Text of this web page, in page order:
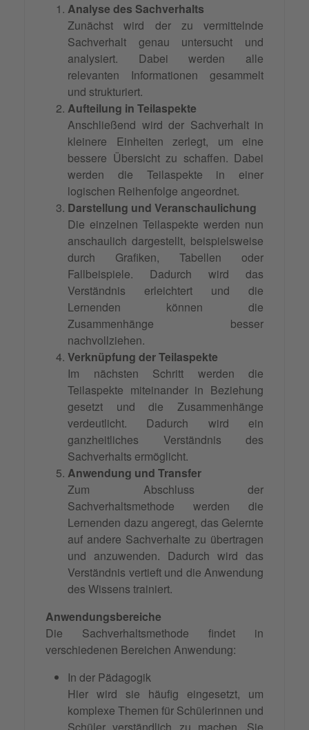
Analyse des Sachverhalts
Zunächst wird der zu vermittelnde
Sachverhalt genau untersucht und
analysiert. Dabei werden alle
relevanten Informationen gesammelt
und strukturiert.
Aufteilung in Teilaspekte
Anschließend wird der Sachverhalt in
kleinere Einheiten zerlegt, um eine
bessere Übersicht zu schaffen. Dabei
werden die Teilaspekte in einer
logischen Reihenfolge angeordnet.
Darstellung und Veranschaulichung
Die einzelnen Teilaspekte werden nun
anschaulich dargestellt, beispielsweise
durch Grafiken, Tabellen oder
Fallbeispiele. Dadurch wird das
Verständnis erleichtert und die
Lernenden können die
Zusammenhänge besser
nachvollziehen.
Verknüpfung der Teilaspekte
Im nächsten Schritt werden die
Teilaspekte miteinander in Beziehung
gesetzt und die Zusammenhänge
verdeutlicht. Dadurch wird ein
ganzheitliches Verständnis des
Sachverhalts ermöglicht.
Anwendung und Transfer
Zum Abschluss der
Sachverhaltsmethode werden die
Lernenden dazu angeregt, das Gelernte
auf andere Sachverhalte zu übertragen
und anzuwenden. Dadurch wird das
Verständnis vertieft und die Anwendung
des Wissens trainiert.
Anwendungsbereiche
Die Sachverhaltsmethode findet in
verschiedenen Bereichen Anwendung:
In der Pädagogik
Hier wird sie häufig eingesetzt, um
komplexe Themen für Schülerinnen und